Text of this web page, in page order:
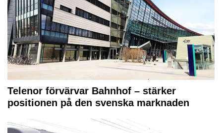
Telenor förvärvar Bahnhof – stärker
positionen på den svenska marknaden